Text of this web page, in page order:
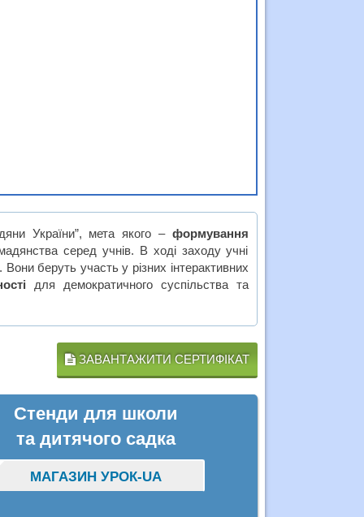
України”, мета якого – формування
серед учнів. В ході заходу учні
Вони беруть участь у різних інтерактивних
для демократичного суспільства та
ЗАВАНТАЖИТИ СЕРТИФІКАТ
Стенди для школи
та дитячого садка
МАГАЗИН УРОК-UA